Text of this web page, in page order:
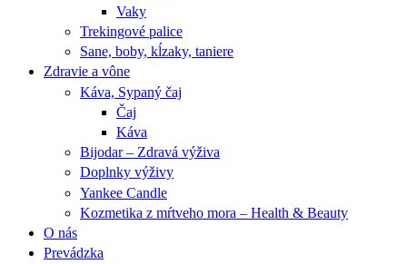
Vaky
Trekingové palice
Sane, boby, kĺzaky, taniere
Zdravie a vône
Káva, Sypaný čaj
Čaj
Káva
Bijodar – Zdravá výživa
Doplnky výživy
Yankee Candle
Kozmetika z mŕtveho mora – Health & Beauty
O nás
Prevádzka